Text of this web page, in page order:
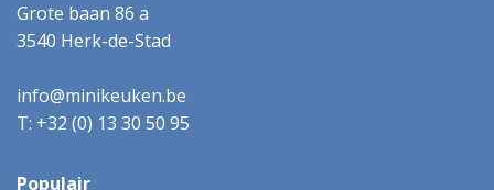
Grote baan 86 a
3540 Herk-de-Stad
info@minikeuken.be
T: +32 (0) 13 30 50 95
Populair